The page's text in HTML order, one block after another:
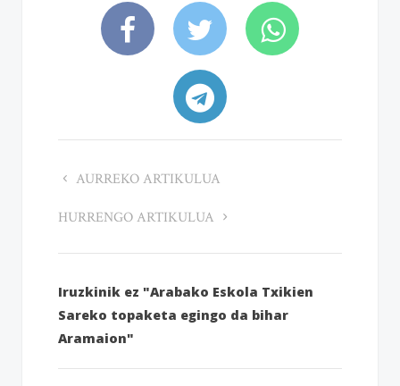
AURREKO ARTIKULUA
HURRENGO ARTIKULUA
Iruzkinik ez "Arabako Eskola Txikien
Sareko topaketa egingo da bihar
Aramaion"